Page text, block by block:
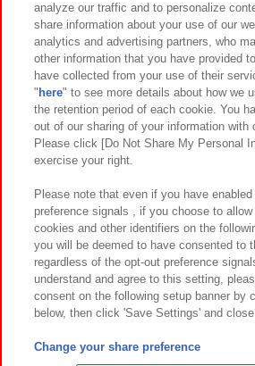
イベント・キャンペーン
関連会社 サステナビリティ
プライバシーポリシー ウェブアクセシ
お取引先さまとともに
カスタマーハラスメント対応方針 よくあ
©Bandai Namco Amusement
©Bandai Namco Amusement
analyze our traffic and to personalize
share information about your use of our
analytics and advertising partners, who
other information that you have provided
have collected from your use of their
" here" to see more details about how we
the retention period of each cookie. You
out of our sharing of your information with
Please click [Do Not Share My Personal
exercise your right.
Please note that even if you have
preference signals , if you choose to
cookies and other identifiers on the
you will be deemed to have consented to
regardless of the opt-out preference
understand and agree to this setting,
consent on the following setup banner by
below, then click 'Save Settings' and
Change your share preference